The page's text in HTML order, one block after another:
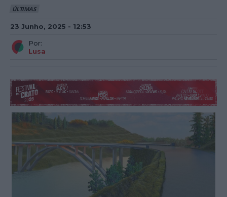
ÚLTIMAS
23 Junho, 2025 - 12:53
Por:
Lusa